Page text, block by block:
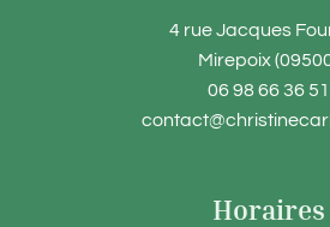
4 rue Jacques
Mirepoix
06 98 66 36 51
Horaires